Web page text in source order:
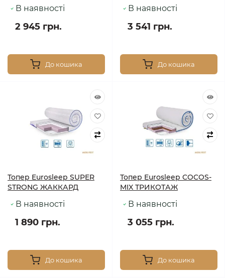
В наявності
2 945 грн.
До кошика
В наявності
3 541 грн.
До кошика
Топер Eurosleep SUPER
STRONG ЖАККАРД
В наявності
1 890 грн.
До кошика
Топер Eurosleep COCOS-
MIX ТРИКОТАЖ
В наявності
3 055 грн.
До кошика